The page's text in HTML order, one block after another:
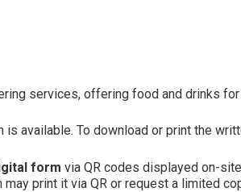
services, offering food and drinks
is available. To download or print the
form via QR codes displayed on-
print it via QR or request a limited